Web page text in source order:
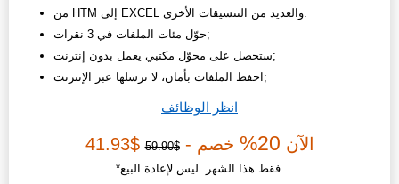
من HTM إلى EXCEL والعديد من التنسيقات الأخرى.
حوّل مئات الملفات في 3 نقرات;
ستحصل على محوّل مكتبي يعمل بدون إنترنت;
احفظ الملفات بأمان، لا ترسلها عبر الإنترنت;
انظر الوظائف
الآن 20% خصم -$59.90
$41.93
*فقط هذا الشهر. ليس لإعادة البيع.